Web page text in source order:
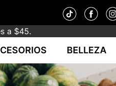
a $45.
BELLEZA